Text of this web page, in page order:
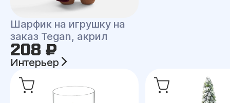
Шарфик на игрушку на
заказ Tegan, акрил
208 ₽
Интерьер